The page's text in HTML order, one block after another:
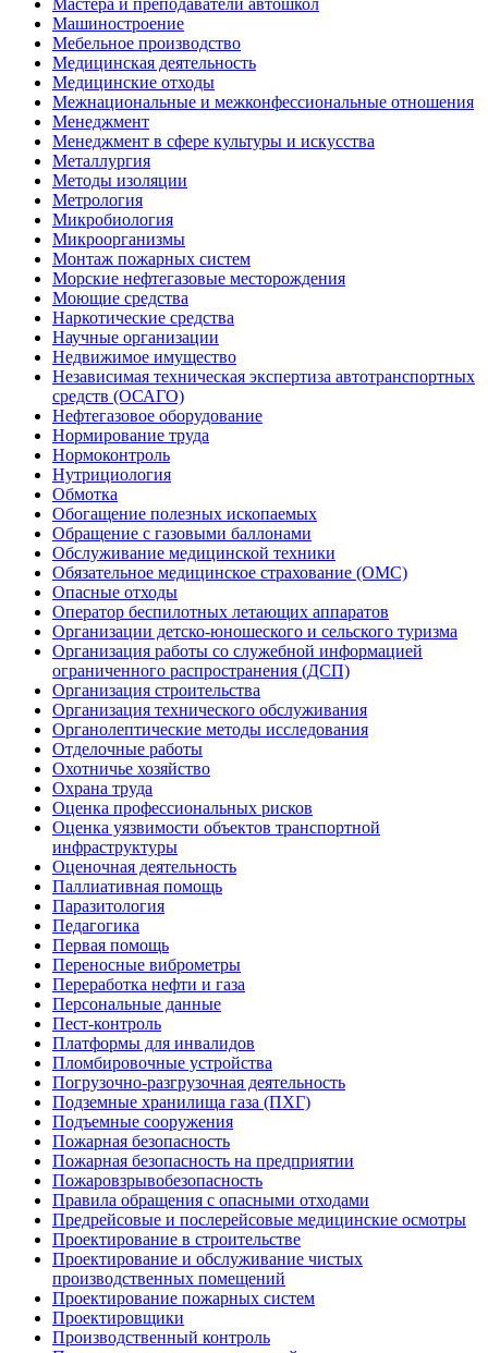
Мастера и преподаватели автошкол
Машиностроение
Мебельное производство
Медицинская деятельность
Медицинские отходы
Межнациональные и межконфессиональные отношения
Менеджмент
Менеджмент в сфере культуры и искусства
Металлургия
Методы изоляции
Метрология
Микробиология
Микроорганизмы
Монтаж пожарных систем
Морские нефтегазовые месторождения
Моющие средства
Наркотические средства
Научные организации
Недвижимое имущество
Независимая техническая экспертиза автотранспортных
средств (ОСАГО)
Нефтегазовое оборудование
Нормирование труда
Нормоконтроль
Нутрициология
Обмотка
Обогащение полезных ископаемых
Обращение с газовыми баллонами
Обслуживание медицинской техники
Обязательное медицинское страхование (ОМС)
Опасные отходы
Оператор беспилотных летающих аппаратов
Организации детско-юношеского и сельского туризма
Организация работы со служебной информацией
ограниченного распространения (ДСП)
Организация строительства
Организация технического обслуживания
Органолептические методы исследования
Отделочные работы
Охотничье хозяйство
Охрана труда
Оценка профессиональных рисков
Оценка уязвимости объектов транспортной
инфраструктуры
Оценочная деятельность
Паллиативная помощь
Паразитология
Педагогика
Первая помощь
Переносные виброметры
Переработка нефти и газа
Персональные данные
Пест-контроль
Платформы для инвалидов
Пломбировочные устройства
Погрузочно-разгрузочная деятельность
Подземные хранилища газа (ПХГ)
Подъемные сооружения
Пожарная безопасность
Пожарная безопасность на предприятии
Пожаровзрывобезопасность
Правила обращения с опасными отходами
Предрейсовые и послерейсовые медицинские осмотры
Проектирование в строительстве
Проектирование и обслуживание чистых
производственных помещений
Проектирование пожарных систем
Проектировщики
Производственный контроль